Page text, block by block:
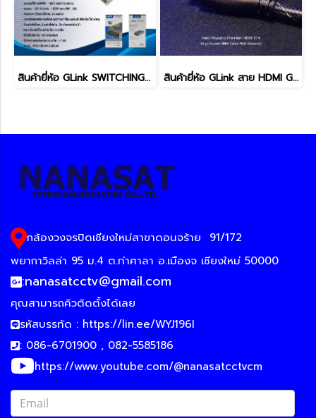
สินค้ายี่ห้อ GLink SWITCHING POWER SUPPLY รุ่น GIPS-003 สินค้ายี่ห้อ GLink สาย HDMI GLink 029 สายส่งสัญญาณภาพ
กล้องวงจรปิดเชียงใหม่สาขาดอนจร้าย
91/172
พยากาวิลล่า 95 ม.4 ต.ท่าศาลา อ.เมืองจ เชียงใหม่ 50000
:nanasatcctv@gmail.com
คุณสามารถคิวติดตั้งได้เลย
รหัสบรรทัด : https://lin.ee/WYJ196I
: 086-6701900 , 082-5585186
https://www.youtube.com/@nanasatcctvcm